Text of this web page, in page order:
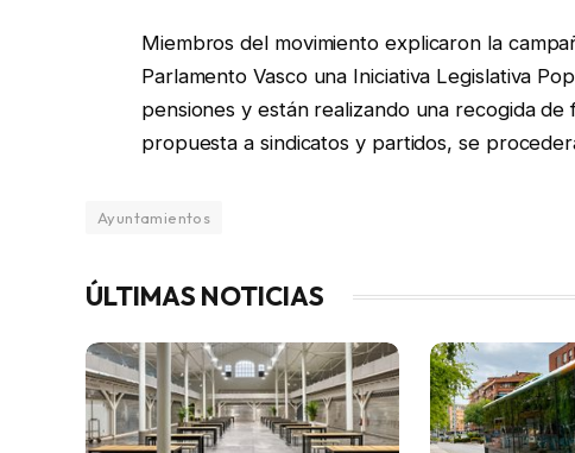
Miembros del movimiento explicaron la
Parlamento Vasco una Iniciativa Legislativa
pensiones y están realizando una recogida
propuesta a sindicatos y partidos, se
Ayuntamientos
ÚLTIMAS NOTICIAS